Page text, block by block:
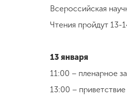
Международная
деятельность
Другие виды
деятельности
Всероссийская
Чтения пройдут 13-
13 января
11:00 – пленарное
13:00 –